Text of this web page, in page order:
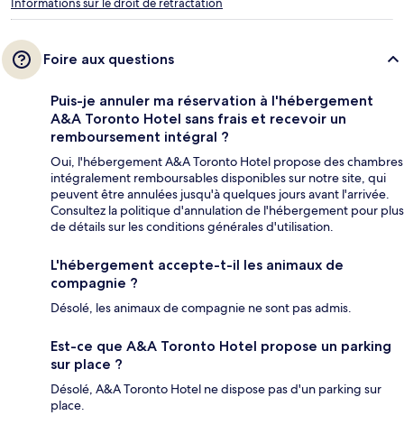
Informations sur le droit de rétractation
Foire aux questions
Puis-je annuler ma réservation à l'hébergement
A&A Toronto Hotel sans frais et recevoir un
remboursement intégral ?
Oui, l'hébergement A&A Toronto Hotel propose des chambres
intégralement remboursables disponibles sur notre site, qui
peuvent être annulées jusqu'à quelques jours avant l'arrivée.
Consultez la politique d'annulation de l'hébergement pour plus
de détails sur les conditions générales d'utilisation.
L'hébergement accepte-t-il les animaux de
compagnie ?
Désolé, les animaux de compagnie ne sont pas admis.
Est-ce que A&A Toronto Hotel propose un parking
sur place ?
Désolé, A&A Toronto Hotel ne dispose pas d'un parking sur
place.